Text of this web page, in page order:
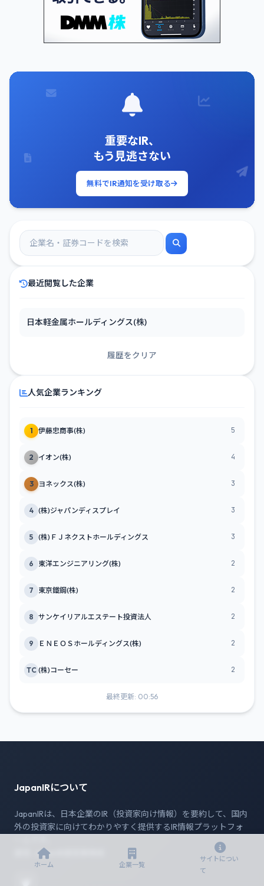
重要なIR、
もう見逃さない
無料でIR通知を受け取る
最近閲覧した企業
日本軽金属ホールディングス(株)
履歴をクリア
人気企業ランキング
1 伊藤忠商事(株) 5
2 イオン(株) 4
3 ヨネックス(株) 3
4 (株)ジャパンディスプレイ 3
5 (株)ＦＪネクストホールディングス 3
6 東洋エンジニアリング(株) 2
7 東京鐵鋼(株) 2
8 サンケイリアルエステート投資法人 2
9 ＥＮＥＯＳホールディングス(株) 2
TC (株)コーセー 2
最終更新: 00:56
JapanIRについて
JapanIRは、日本企業のIR（投資家向け情報）を要約して、国内
外の投資家に向けてわかりやすく提供するIR情報プラットフォ
運営: JapanIR運営事務局
ホーム 企業一覧
サイトについ
て